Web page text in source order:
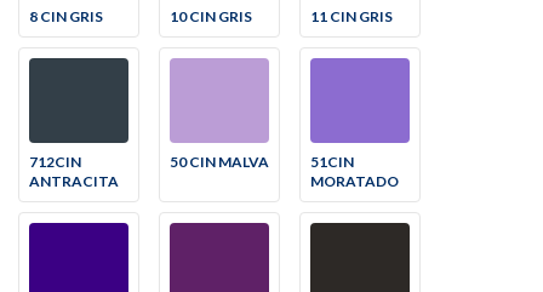
8 CIN GRIS 10 CIN GRIS 11 CIN GRIS
712CIN
ANTRACITA
50 CIN MALVA
51CIN
MORATADO